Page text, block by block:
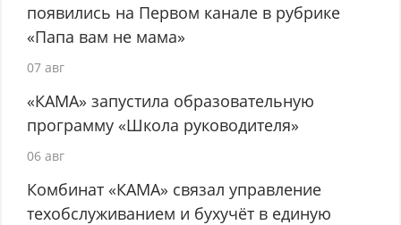
появились на Первом канале в рубрике
«Папа вам не мама»
07 авг
«КАМА» запустила образовательную
программу «Школа руководителя»
06 авг
Комбинат «КАМА» связал управление
техобслуживанием и бухучёт в единую